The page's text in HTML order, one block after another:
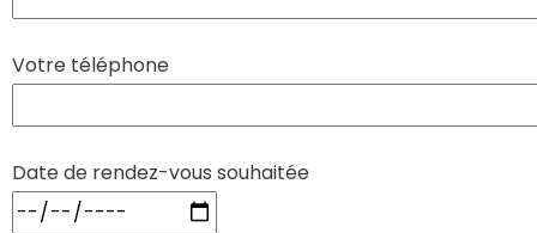
Votre téléphone
Date de rendez-vous souhaitée